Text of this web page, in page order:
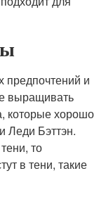
предпочтений и
выращивать
которые хорошо
Леди Бэттэн.
тени, то
в тени, такие